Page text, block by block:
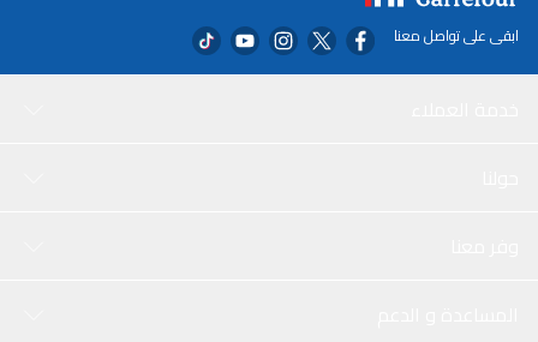
ابقى على تواصل معنا